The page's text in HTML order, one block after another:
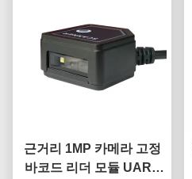
근거리 1MP 카메라 고정
바코드 리더 모듈 UART